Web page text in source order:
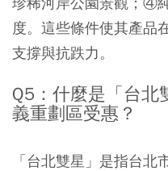
度。這些條件使其產品
支撐與抗跌力。
Q5：什麼是「台北
義重劃區受惠？
「台北雙星」是指台